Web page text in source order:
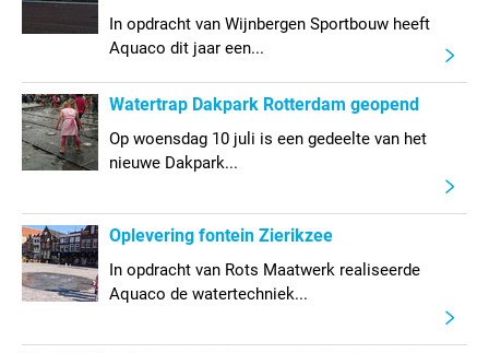
In opdracht van Wijnbergen Sportbouw heeft
Aquaco dit jaar een...
Watertrap Dakpark Rotterdam geopend
Op woensdag 10 juli is een gedeelte van het
nieuwe Dakpark...
Oplevering fontein Zierikzee
In opdracht van Rots Maatwerk realiseerde
Aquaco de watertechniek...